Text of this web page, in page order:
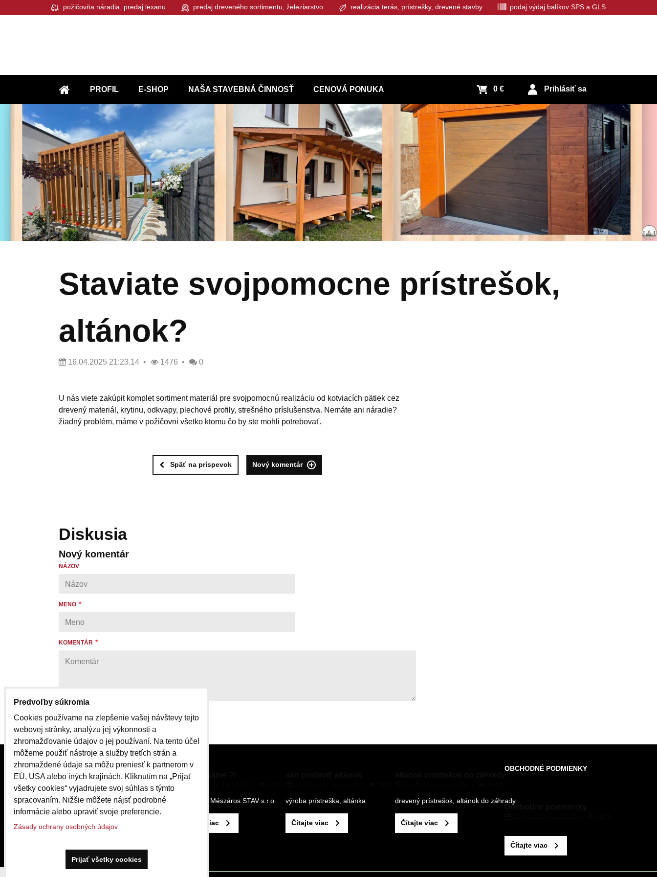
ÚVOD
PROFIL E-SHOP NAŠA STAVEBNÁ ČINNOSŤ CENOVÁ PONUKA Prihlásiť sa
0 €
požičovňa náradia, predaj lexanu predaj dreveného sortimentu, železiarstvo realizácia terás, prístrešky, drevené stavby podaj výdaj balíkov SPS a GLS
Staviate svojpomocne prístrešok,
altánok?
16.04.2025 21:23.14 1476 0
U nás viete zakúpit komplet sortiment materiál pre svojpomocnú realizáciu od kotviacích pätiek cez
drevený materiál, krytinu, odkvapy, plechové profily, strešného príslušenstva. Nemáte ani náradie?
žiadný problém, máme v požičovni všetko ktomu čo by ste mohli potrebovať.
Späť na príspevok Nový komentár
Diskusia
Nový komentár
NÁZOV
MENO
KOMENTÁR
Odoslať
Kontakt, Informácie
čo ponúkame ?!
čo ponúka Mészáros STAV s.r.o.
Čítajte viac
výroba prístreška, altánka
Čítajte viac
drevený prístrešok, altánok do záhrady
Čítajte viac
OBCHODNÉ PODMIENKY
Obchodne podmienky
Čítajte viac
Predvoľby súkromia
Cookies používame na zlepšenie vašej návštevy tejto
webovej stránky, analýzu jej výkonnosti a
zhromažďovanie údajov o jej používaní. Na tento účel
môžeme použiť nástroje a služby tretích strán a
zhromaždené údaje sa môžu preniesť k partnerom v
EÚ, USA alebo iných krajinách. Kliknutím na „Prijať
všetky cookies“ vyjadrujete svoj súhlas s týmto
spracovaním. Nižšie môžete nájsť podrobné
informácie alebo upraviť svoje preferencie.
Zásady ochrany osobných údajov
Prijať všetky cookies